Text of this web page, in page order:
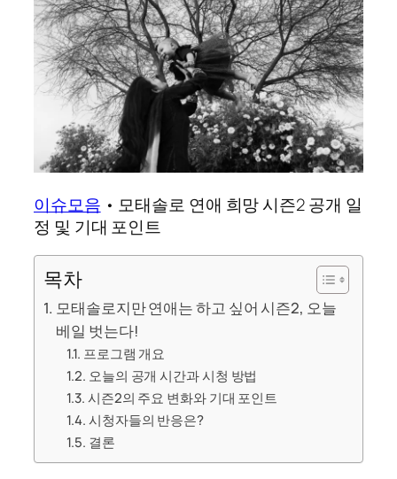
이슈모음 • 모태솔로 연애 희망 시즌2 공개 일
정 및 기대 포인트
목차
모태솔로지만 연애는 하고 싶어 시즌2, 오늘
베일 벗는다!
프로그램 개요
오늘의 공개 시간과 시청 방법
시즌2의 주요 변화와 기대 포인트
시청자들의 반응은?
결론